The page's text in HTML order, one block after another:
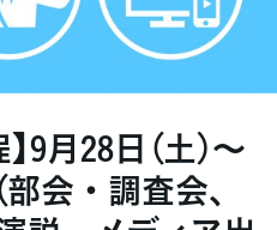
9月28日（土）〜
部会・調査会、